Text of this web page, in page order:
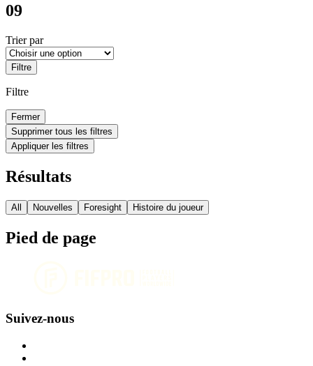
09
Trier par
Filtre
Filtre
Fermer
Supprimer tous les filtres
Appliquer les filtres
Résultats
All Nouvelles Foresight Histoire du joueur
Pied de page
Suivez-nous